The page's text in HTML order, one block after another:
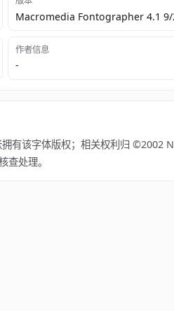
Macromedia Fontographer 4.1 9/
作者信息
-
拥有该字体版权；相关权利归
处理。